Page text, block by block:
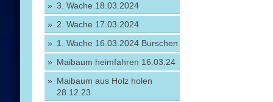
3. Wache 18.03.2024
2. Wache 17.03.2024
1. Wache 16.03.2024 Burschen
Maibaum heimfahren 16.03.24
Maibaum aus Holz holen
28.12.23